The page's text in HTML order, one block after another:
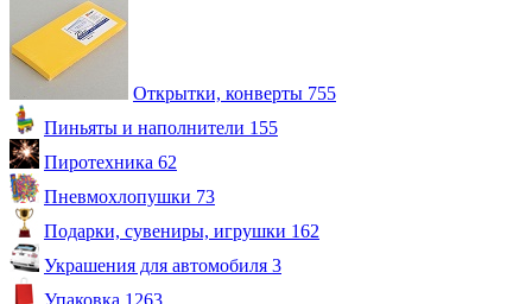
Открытки, конверты 755
Пиньяты и наполнители 155
Пиротехника 62
Пневмохлопушки 73
Подарки, сувениры, игрушки 162
Украшения для автомобиля 3
Упаковка 1263